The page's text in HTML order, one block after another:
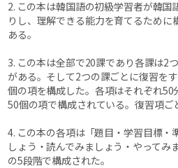
2. この本は韓国語の初級学習者が韓
りし、理解できる能力を育てるため
ある。
3. この本は全部で20課であり各課は2
がある。そして2つの課ごとに復習を
個の項を構成した。各項はそれぞれ
50個の項で構成されている。復習項ご
4. この本の各項は「題目・学習目標・
しょう・読んでみましょう・やってみ
の5段階で構成された。